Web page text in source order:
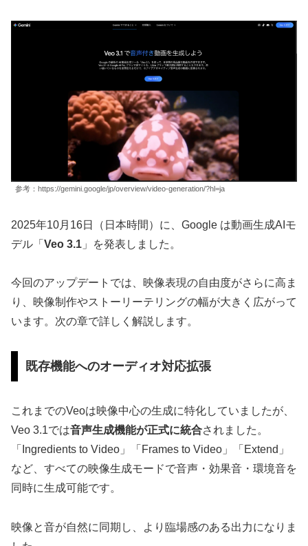
参考：https://gemini.google/jp/overview/video-generation/?hl=ja
2025年10月16日（日本時間）に、Google は動画生成AIモ
デル「 Veo 3.1 」を発表しました。
今回のアップデートでは、映像表現の自由度がさらに高ま
り、映像制作やストーリーテリングの幅が大きく広がって
います。次の章で詳しく解説します。
既存機能へのオーディオ対応拡張
これまでのVeoは映像中心の生成に特化していましたが、
Veo 3.1では音声生成機能が正式に統合されました。
「Ingredients to Video」「Frames to Video」「Extend」
など、すべての映像生成モードで音声・効果音・環境音を
同時に生成可能です。
映像と音が自然に同期し、より臨場感のある出力になりま